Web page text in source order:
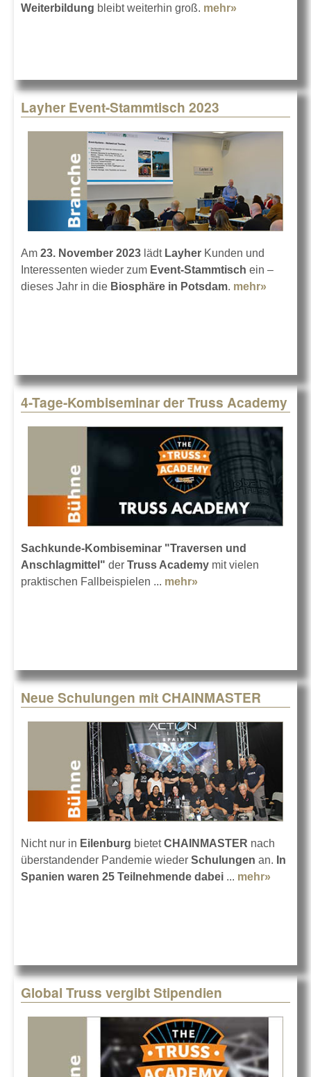
Weiterbildung bleibt weiterhin groß. mehr»
Layher Event-Stammtisch 2023
Am 23. November 2023 lädt Layher Kunden und
Interessenten wieder zum Event-Stammtisch ein –
dieses Jahr in die Biosphäre in Potsdam. mehr»
4-Tage-Kombiseminar der Truss Academy
Sachkunde-Kombiseminar "Traversen und
Anschlagmittel" der Truss Academy mit vielen
praktischen Fallbeispielen ... mehr»
Neue Schulungen mit CHAINMASTER
Nicht nur in Eilenburg bietetCHAINMASTER nach
überstandender Pandemie wieder Schulungen an. In
Spanien waren 25 Teilnehmende dabei ... mehr»
Global Truss vergibt Stipendien